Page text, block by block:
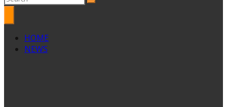
HOME
NEWS